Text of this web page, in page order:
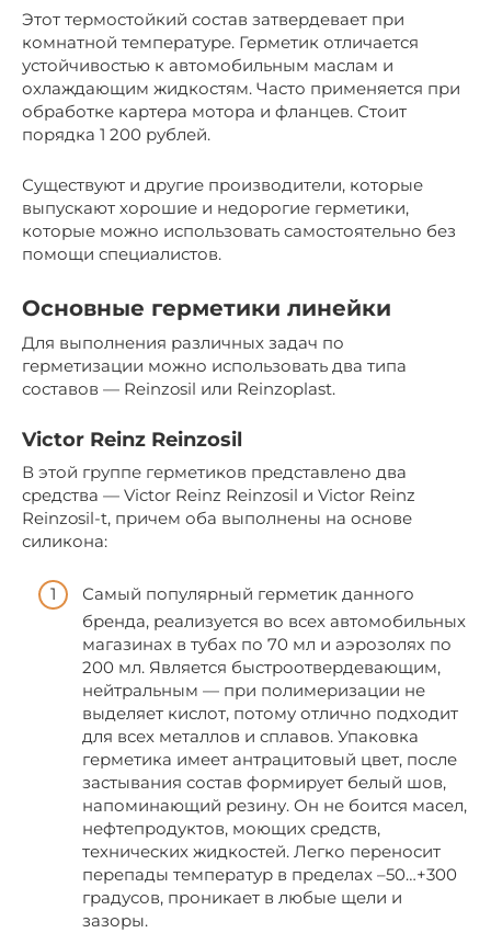
Этот термостойкий состав затвердевает при
комнатной температуре. Герметик отличается
устойчивостью к автомобильным маслам и
охлаждающим жидкостям. Часто применяется при
обработке картера мотора и фланцев. Стоит
порядка 1 200 рублей.
Существуют и другие производители, которые
выпускают хорошие и недорогие герметики,
которые можно использовать самостоятельно без
помощи специалистов.
Основные герметики линейки
Для выполнения различных задач по
герметизации можно использовать два типа
составов — Reinzosil или Reinzoplast.
Victor Reinz Reinzosil
В этой группе герметиков представлено два
средства — Victor Reinz Reinzosil и Victor Reinz
Reinzosil-t, причем оба выполнены на основе
силикона:
Самый популярный герметик данного
бренда, реализуется во всех автомобильных
магазинах в тубах по 70 мл и аэрозолях по
200 мл. Является быстроотвердевающим,
нейтральным — при полимеризации не
выделяет кислот, потому отлично подходит
для всех металлов и сплавов. Упаковка
герметика имеет антрацитовый цвет, после
застывания состав формирует белый шов,
напоминающий резину. Он не боится масел,
нефтепродуктов, моющих средств,
технических жидкостей. Легко переносит
перепады температур в пределах –50…+300
градусов, проникает в любые щели и
зазоры.